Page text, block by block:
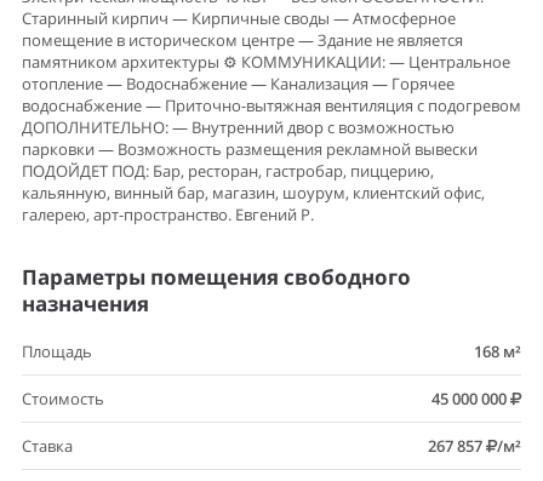
Старинный кирпич — Кирпичные своды — Атмосферное
помещение в историческом центре — Здание не является
памятником архитектуры ⚙️ КОММУНИКАЦИИ: — Центральное
отопление — Водоснабжение — Канализация — Горячее
водоснабжение — Приточно-вытяжная вентиляция с подогревом
ДОПОЛНИТЕЛЬНО: — Внутренний двор с возможностью
парковки — Возможность размещения рекламной вывески
ПОДОЙДЕТ ПОД: Бар, ресторан, гастробар, пиццерию,
кальянную, винный бар, магазин, шоурум, клиентский офис,
галерею, арт-пространство. Евгений Р.
Параметры помещения свободного
назначения
Площадь 168 м²
Стоимость 45 000 000
Ставка 267 857 /м²